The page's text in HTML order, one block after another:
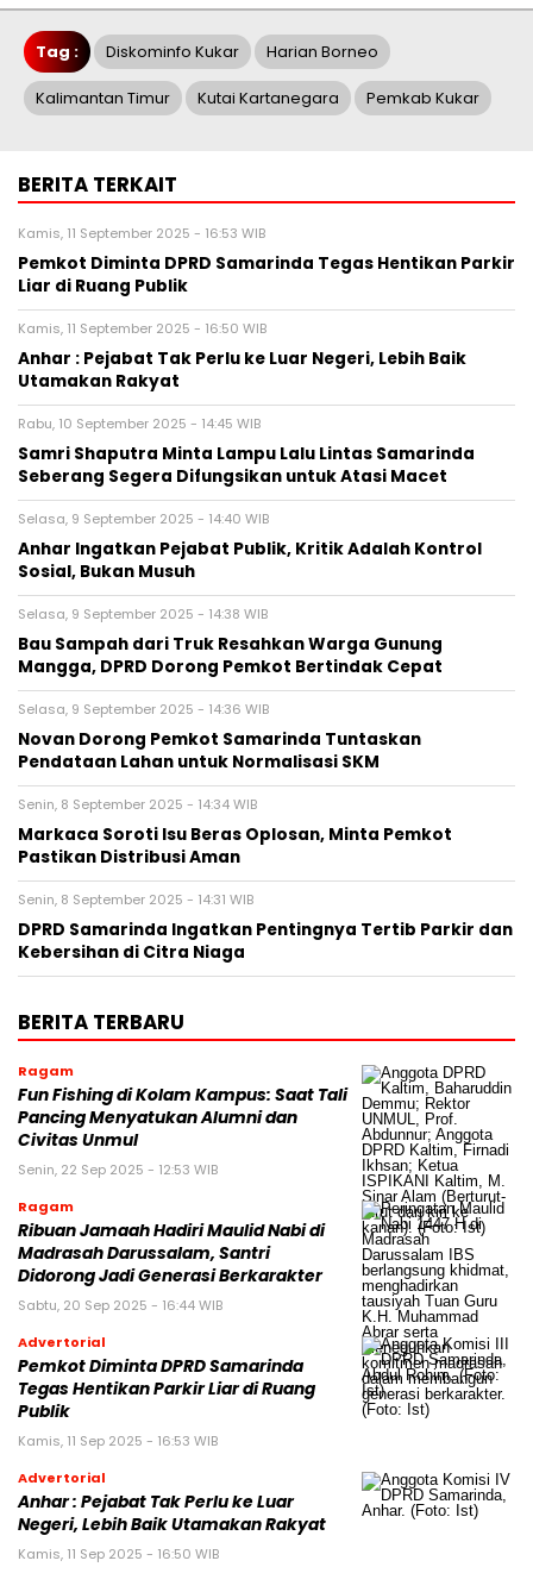
Tag : Diskominfo Kukar Harian Borneo
Kalimantan Timur Kutai Kartanegara Pemkab Kukar
BERITA TERKAIT
Kamis, 11 September 2025 - 16:53 WIB
Pemkot Diminta DPRD Samarinda Tegas Hentikan Parkir
Liar di Ruang Publik
Kamis, 11 September 2025 - 16:50 WIB
Anhar : Pejabat Tak Perlu ke Luar Negeri, Lebih Baik
Utamakan Rakyat
Rabu, 10 September 2025 - 14:45 WIB
Samri Shaputra Minta Lampu Lalu Lintas Samarinda
Seberang Segera Difungsikan untuk Atasi Macet
Selasa, 9 September 2025 - 14:40 WIB
Anhar Ingatkan Pejabat Publik, Kritik Adalah Kontrol
Sosial, Bukan Musuh
Selasa, 9 September 2025 - 14:38 WIB
Bau Sampah dari Truk Resahkan Warga Gunung
Mangga, DPRD Dorong Pemkot Bertindak Cepat
Selasa, 9 September 2025 - 14:36 WIB
Novan Dorong Pemkot Samarinda Tuntaskan
Pendataan Lahan untuk Normalisasi SKM
Senin, 8 September 2025 - 14:34 WIB
Markaca Soroti Isu Beras Oplosan, Minta Pemkot
Pastikan Distribusi Aman
Senin, 8 September 2025 - 14:31 WIB
DPRD Samarinda Ingatkan Pentingnya Tertib Parkir dan
Kebersihan di Citra Niaga
BERITA TERBARU
Ragam
Fun Fishing di Kolam Kampus: Saat Tali
Pancing Menyatukan Alumni dan
Civitas Unmul
Senin, 22 Sep 2025 - 12:53 WIB
Ragam
Ribuan Jamaah Hadiri Maulid Nabi di
Madrasah Darussalam, Santri
Didorong Jadi Generasi Berkarakter
Sabtu, 20 Sep 2025 - 16:44 WIB
Advertorial
Pemkot Diminta DPRD Samarinda
Tegas Hentikan Parkir Liar di Ruang
Publik
Kamis, 11 Sep 2025 - 16:53 WIB
Advertorial
Anhar : Pejabat Tak Perlu ke Luar
Negeri, Lebih Baik Utamakan Rakyat
Kamis, 11 Sep 2025 - 16:50 WIB